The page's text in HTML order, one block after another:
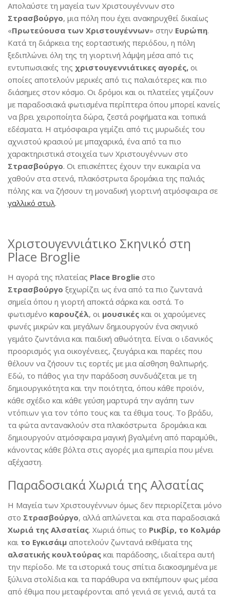
Απολαύστε τη μαγεία των Χριστουγέννων στο
Στρασβούργο, μια πόλη που έχει ανακηρυχθεί δικαίως
«Πρωτεύουσα των Χριστουγέννων» στην Ευρώπη.
Κατά τη διάρκεια της εορταστικής περιόδου, η πόλη
ξεδιπλώνει όλη της τη γιορτινή λάμψη μέσα από τις
εντυπωσιακές της χριστουγεννιάτικες αγορές, οι
οποίες αποτελούν μερικές από τις παλαιότερες και πιο
διάσημες στον κόσμο. Οι δρόμοι και οι πλατείες γεμίζουν
με παραδοσιακά φωτισμένα περίπτερα όπου μπορεί κανείς
να βρει χειροποίητα δώρα, ζεστά ροφήματα και τοπικά
εδέσματα. Η ατμόσφαιρα γεμίζει από τις μυρωδιές του
αχνιστού κρασιού με μπαχαρικά, ένα από τα πιο
χαρακτηριστικά στοιχεία των Χριστουγέννων στο
Στρασβούργο. Οι επισκέπτες έχουν την ευκαιρία να
χαθούν στα στενά, πλακόστρωτα δρομάκια της παλιάς
πόλης και να ζήσουν τη μοναδική γιορτινή ατμόσφαιρα σε
γαλλικό στυλ.
Χριστουγεννιάτικο Σκηνικό στη
Place Broglie
Η αγορά της πλατείας Place Broglie στο
Στρασβούργο ξεχωρίζει ως ένα από τα πιο ζωντανά
σημεία όπου η γιορτή αποκτά σάρκα και οστά. Το
φωτισμένο καρουζέλ, οι μουσικές και οι χαρούμενες
φωνές μικρών και μεγάλων δημιουργούν ένα σκηνικό
γεμάτο ζωντάνια και παιδική αθωότητα. Είναι ο ιδανικός
προορισμός για οικογένειες, ζευγάρια και παρέες που
θέλουν να ζήσουν τις εορτές με μια αίσθηση θαλπωρής.
Εδώ, το πάθος για την παράδοση συνδυάζεται με τη
δημιουργικότητα και την ποιότητα, όπου κάθε προϊόν,
κάθε σχέδιο και κάθε γεύση μαρτυρά την αγάπη των
ντόπιων για τον τόπο τους και τα έθιμα τους. Το βράδυ,
τα φώτα αντανακλούν στα πλακόστρωτα δρομάκια και
δημιουργούν ατμόσφαιρα μαγική βγαλμένη από παραμύθι,
κάνοντας κάθε βόλτα στις αγορές μια εμπειρία που μένει
αξέχαστη.
Παραδοσιακά Χωριά της Αλσατίας
Η Μαγεία των Χριστουγέννων όμως δεν περιορίζεται μόνο
στο Στρασβούργο, αλλά απλώνεται και στα παραδοσιακά
Χωριά της Αλσατίας. Χωριά όπως το Ρικβίρ, το Κολμάρ
και το Εγκισάιμ αποτελούν ζωντανά εκθέματα της
αλσατικής κουλτούρας και παράδοσης, ιδιαίτερα αυτή
την περίοδο. Με τα ιστορικά τους σπίτια διακοσμημένα με
ξύλινα στολίδια και τα παράθυρα να εκπέμπουν φως μέσα
από έθιμα που μεταφέρονται από γενιά σε γενιά, αυτά τα